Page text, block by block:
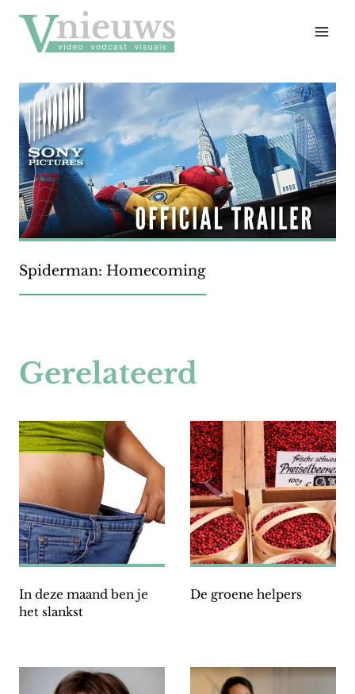
naar
inhoud
Spiderman: Homecoming
Gerelateerd
In deze maand ben je
het slankst
De groene helpers